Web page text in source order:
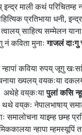
माली कथं परिचितम्ह
प्रतिभाया धनी,
त्वालय् साहित्य सम्मेलन
नं कविता मुनाःगाजलं दाःगु
न्हापां कविया रुपय् जूगु
ख्यलय् वयकःया
अथेहे वय्‌कःयापुलां कसि
वय्‌कः नेपालभाषाय्
समालोचना याइम्ह छम्ह
न्हापा म्हमस्यूपिं